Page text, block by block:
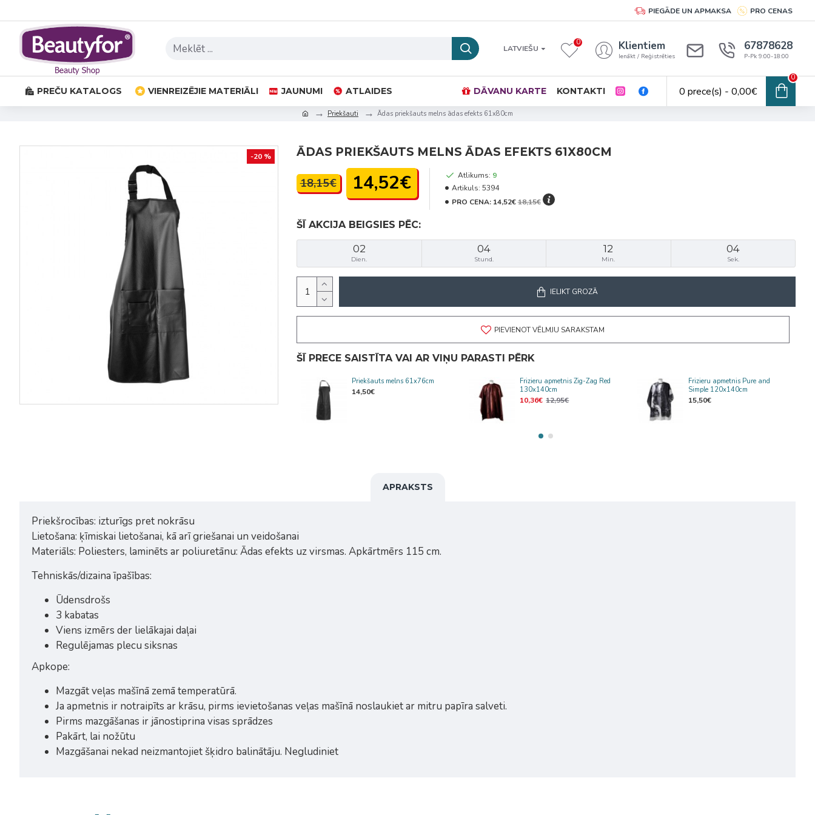
PIEGĀDE UN APMAKSA PRO CENAS
LATVIEŠU
0 Klientiem
Ienākt / Reģistrēties
67878628
P-Pk 9:00-18:00
PREČU KATALOGS VIENREIZĒJIE MATERIĀLI JAUNUMI ATLAIDES DĀVANU KARTE KONTAKTI 0 prece(s) - 0,00€
0
Priekšauti Ādas priekšauts melns ādas efekts 61x80cm
-20 % ĀDAS PRIEKŠAUTS MELNS ĀDAS EFEKTS 61X80CM
ŠĪ AKCIJA BEIGSIES PĒC:
02
Dien.
04
Stund.
12
Min.
03
Sek.
18,15€ 14,52€ Atlikums: 9
Artikuls: 5394
PRO CENA: 14,52€18,15€
IELIKT GROZĀ
PIEVIENOT VĒLMJU SARAKSTAM
ŠĪ PRECE SAISTĪTA VAI AR VIŅU PARASTI PĒRK
Bērnu frizieru apmetnis Doggy
Priekšauts melns 61x76cm
14,50€
Frizieru apmetnis Zig-Zag Red
130x140cm
10,36€ 12,95€
Frizieru apmetnis Pure and
Simple 120x140cm
15,50€
APRAKSTS
Priekšrocības: izturīgs pret nokrāsu
Lietošana: ķīmiskai lietošanai, kā arī griešanai un veidošanai
Materiāls: Poliesters, laminēts ar poliuretānu: Ādas efekts uz virsmas. Apkārtmērs 115 cm.
Tehniskās/dizaina īpašības:
Ūdensdrošs
3 kabatas
Viens izmērs der lielākajai daļai
Regulējamas plecu siksnas
Apkope:
Mazgāt veļas mašīnā zemā temperatūrā.
Ja apmetnis ir notraipīts ar krāsu, pirms ievietošanas veļas mašīnā noslaukiet ar mitru papīra salveti.
Pirms mazgāšanas ir jānostiprina visas sprādzes
Pakārt, lai nožūtu
Mazgāšanai nekad neizmantojiet šķidro balinātāju. Negludiniet